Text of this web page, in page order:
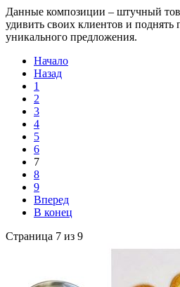
Данные композиции – штучный
удивить своих клиентов и поднять
уникального предложения.
Начало
Назад
1
2
3
4
5
6
7
8
9
Вперед
В конец
Страница 7 из 9